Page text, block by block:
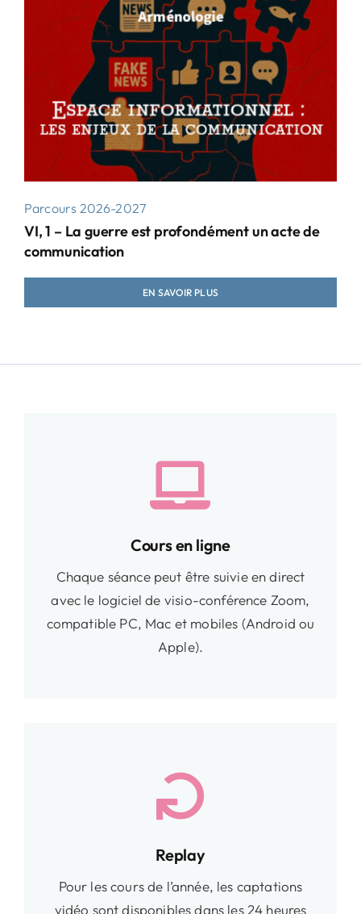
Parcours 2026-2027
VI, 1 – La guerre est profondément un acte de
communication
EN SAVOIR PLUS
Cours en ligne
Chaque séance peut être suivie en direct
avec le logiciel de visio-conférence Zoom,
compatible PC, Mac et mobiles (Android ou
Apple).
Replay
Pour les cours de l’année, les captations
vidéo sont disponibles dans les 24 heures